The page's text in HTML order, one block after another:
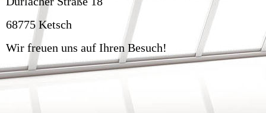
68775 Ketsch
Wir freuen uns auf Ihren Besuch!